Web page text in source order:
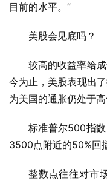
目前的水平。”
美股会见底吗？
较高的收益率给
今为止，美股表现出
为美国的通胀仍处于高
标准普尔500指
3500点附近的50%回
整数点往往对市